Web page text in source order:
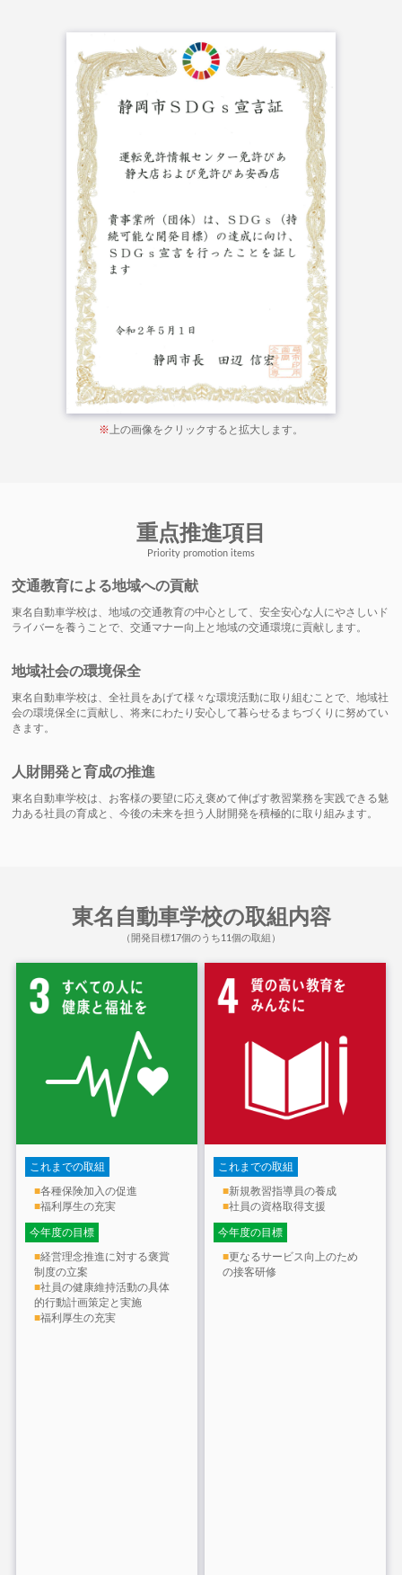
※ 上の画像をクリックすると拡大します。
重点推進項目
Priority promotion items
交通教育による地域への貢献
東名自動車学校は、地域の交通教育の中心として、安全安心な人にやさしいド
ライバーを養うことで、交通マナー向上と地域の交通環境に貢献します。
地域社会の環境保全
東名自動車学校は、全社員をあげて様々な環境活動に取り組むことで、地域社
会の環境保全に貢献し、将来にわたり安心して暮らせるまちづくりに努めてい
きます。
人財開発と育成の推進
東名自動車学校は、お客様の要望に応え褒めて伸ばす教習業務を実践できる魅
力ある社員の育成と、今後の未来を担う人財開発を積極的に取り組みます。
東名自動車学校の取組内容
（開発目標17個のうち11個の取組）
これまでの取組
■各種保険加入の促進
■福利厚生の充実
今年度の目標
■経営理念推進に対する褒賞
制度の立案
■社員の健康維持活動の具体
的行動計画策定と実施
■福利厚生の充実
これまでの取組
■新規教習指導員の養成
■社員の資格取得支援
今年度の目標
■更なるサービス向上のため
の接客研修